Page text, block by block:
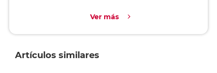
Ver más
Artículos similares